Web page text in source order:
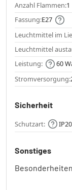
Anzahl Flammen:1
Fassung:E27
Leuchtmittel im
Leuchtmittel
Leistung:
60
Stromversorgung:
Sicherheit
Schutzart: IP20
Sonstiges